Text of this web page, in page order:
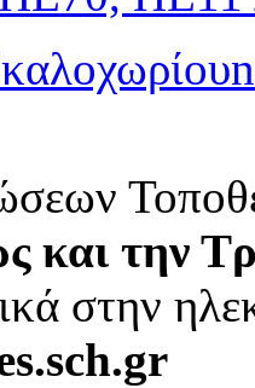
και την
στην